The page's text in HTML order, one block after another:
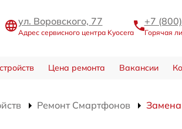
ул. Воровского, 77
Адрес сервисного центра Kyocera
+7
Горячая
Цена ремонта Вакансии
Ремонт Смартфонов